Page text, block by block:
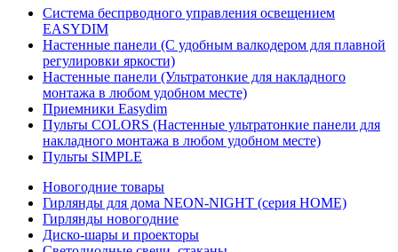
Система беспрводного управления освещением
EASYDIM
Настенные панели (С удобным валкодером для плавной
регулировки яркости)
Настенные панели (Ультратонкие для накладного
монтажа в любом удобном месте)
Приемники Easydim
Пульты COLORS (Настенные ультратонкие панели для
накладного монтажа в любом удобном месте)
Пульты SIMPLE
Новогодние товары
Гирлянды для дома NEON-NIGHT (серия HOME)
Гирлянды новогодние
Диско-шары и проекторы